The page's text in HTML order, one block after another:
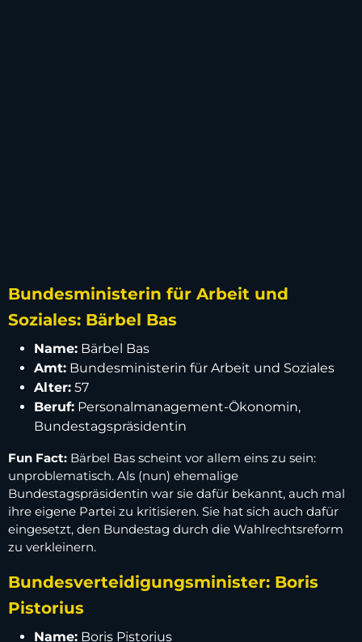
Bundesministerin für Arbeit und
Soziales: Bärbel Bas
Name: Bärbel Bas
Amt: Bundesministerin für Arbeit und Soziales
Alter: 57
Beruf: Personalmanagement-Ökonomin,
Bundestagspräsidentin
Fun Fact: Bärbel Bas scheint vor allem eins zu sein:
unproblematisch. Als (nun) ehemalige
Bundestagspräsidentin war sie dafür bekannt, auch mal
ihre eigene Partei zu kritisieren. Sie hat sich auch dafür
eingesetzt, den Bundestag durch die Wahlrechtsreform
zu verkleinern.
Bundesverteidigungsminister: Boris
Pistorius
Name: Boris Pistorius